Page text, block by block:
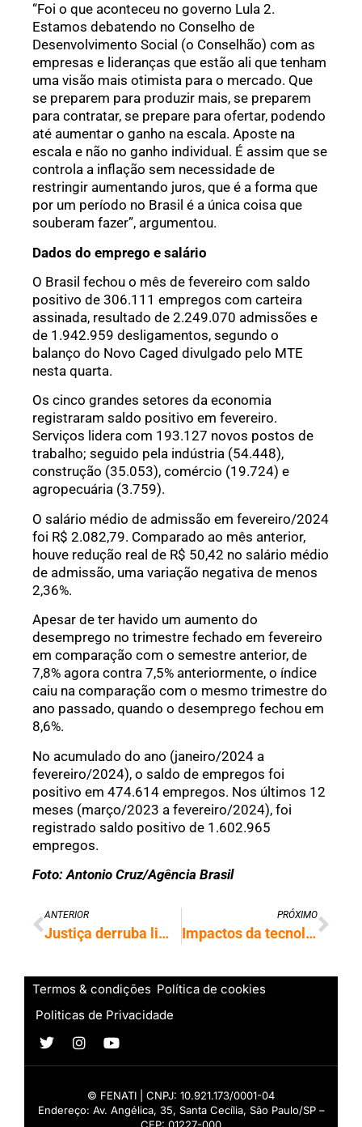
“Foi o que aconteceu no governo Lula 2.
Estamos debatendo no Conselho de
Desenvolvimento Social (o Conselhão) com as
empresas e lideranças que estão ali que tenham
uma visão mais otimista para o mercado. Que
se preparem para produzir mais, se preparem
para contratar, se prepare para ofertar, podendo
até aumentar o ganho na escala. Aposte na
escala e não no ganho individual. É assim que se
controla a inflação sem necessidade de
restringir aumentando juros, que é a forma que
por um período no Brasil é a única coisa que
souberam fazer”, argumentou.
Dados do emprego e salário
O Brasil fechou o mês de fevereiro com saldo
positivo de 306.111 empregos com carteira
assinada, resultado de 2.249.070 admissões e
de 1.942.959 desligamentos, segundo o
balanço do Novo Caged divulgado pelo MTE
nesta quarta.
Os cinco grandes setores da economia
registraram saldo positivo em fevereiro.
Serviços lidera com 193.127 novos postos de
trabalho; seguido pela indústria (54.448),
construção (35.053), comércio (19.724) e
agropecuária (3.759).
O salário médio de admissão em fevereiro/2024
foi R$ 2.082,79. Comparado ao mês anterior,
houve redução real de R$ 50,42 no salário médio
de admissão, uma variação negativa de menos
2,36%.
Apesar de ter havido um aumento do
desemprego no trimestre fechado em fevereiro
em comparação com o semestre anterior, de
7,8% agora contra 7,5% anteriormente, o índice
caiu na comparação com o mesmo trimestre do
ano passado, quando o desemprego fechou em
8,6%.
No acumulado do ano (janeiro/2024 a
fevereiro/2024), o saldo de empregos foi
positivo em 474.614 empregos. Nos últimos 12
meses (março/2023 a fevereiro/2024), foi
registrado saldo positivo de 1.602.965
empregos.
Foto: Antonio Cruz/Agência Brasil
ANTERIOR
Justiça derruba liminar e empresas terão que divulgar relatório de transparência salarial
PRÓXIMO
Impactos da tecnologia no mundo do trabalho é tema de conferência no Dieese
Termos & condições Política de cookies
Politicas de Privacidade
© FENATI | CNPJ: 10.921.173/0001-04
Endereço: Av. Angélica, 35, Santa Cecília, São Paulo/SP –